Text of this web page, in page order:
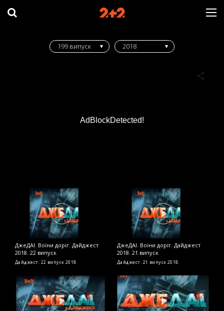
AdBlockDetected!
199 випуск 2018
ДжеДАІ. Воїни доріг. Дайджест
2018. 22 випуск
Дайджест. 22 випуск 2018
ДжеДАІ. Воїни доріг. Дайджест
2018. 21 випуск
Дайджест. 21 випуск 2018